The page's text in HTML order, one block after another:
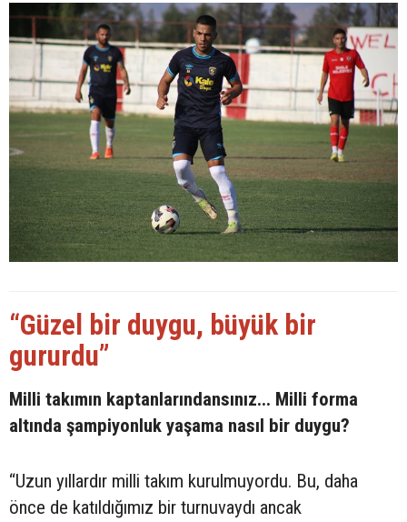
“Güzel bir duygu, büyük bir
gururdu”
Milli takımın kaptanlarındansınız... Milli forma
altında şampiyonluk yaşama nasıl bir duygu?
“Uzun yıllardır milli takım kurulmuyordu. Bu, daha
önce de katıldığımız bir turnuvaydı ancak